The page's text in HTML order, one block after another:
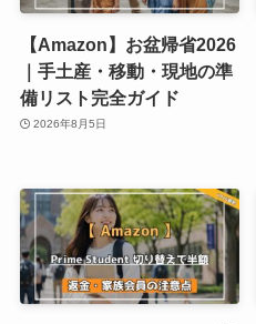
【Amazon】お盆帰省2026
｜手土産・移動・現地の準
備リスト完全ガイド
2026年8月5日